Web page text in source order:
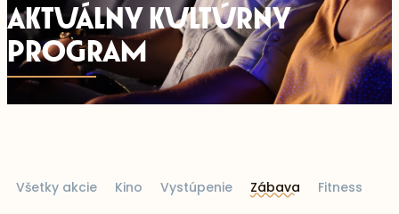
AKTUÁLNY KULTÚRNY
PROGRAM
Všetky akcie Kino Vystúpenie Zábava Fitness